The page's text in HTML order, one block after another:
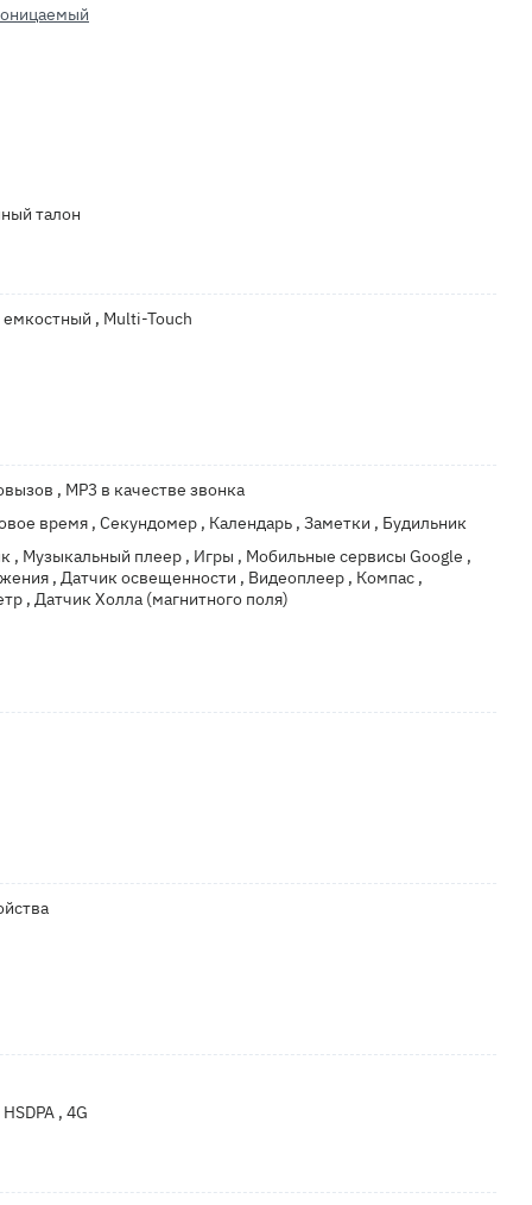
талон
, Multi-Touch
, MP3 в качестве звонка
время , Секундомер , Календарь , Заметки , Будильник
, Музыкальный плеер , Игры , Мобильные сервисы Google ,
, Датчик освещенности , Видеоплеер , Компас ,
, Датчик Холла (магнитного поля)
, 4G